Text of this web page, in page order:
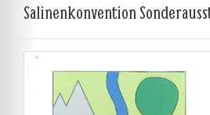
Salinenkonvention